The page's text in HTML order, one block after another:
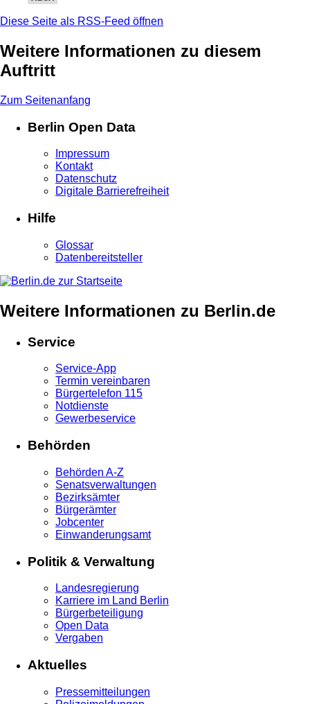
Diese Seite als RSS-Feed öffnen
Weitere Informationen zu diesem
Auftritt
Zum Seitenanfang
Berlin Open Data
Impressum
Kontakt
Datenschutz
Digitale Barrierefreiheit
Hilfe
Glossar
Datenbereitsteller
Weitere Informationen zu Berlin.de
Service
Service-App
Termin vereinbaren
Bürgertelefon 115
Notdienste
Gewerbeservice
Behörden
Behörden A-Z
Senatsverwaltungen
Bezirksämter
Bürgerämter
Jobcenter
Einwanderungsamt
Politik & Verwaltung
Landesregierung
Karriere im Land Berlin
Bürgerbeteiligung
Open Data
Vergaben
Aktuelles
Pressemitteilungen